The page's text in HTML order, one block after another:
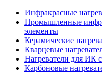
Инфракрасные
Промышленные
элементы
Керамические
Кварцевые
Нагреватели для ИК
Карбоновые